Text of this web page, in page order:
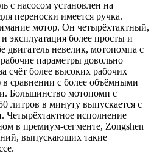
с насосом установлен на
переноски имеется ручка.
мотор. Он четырёхтактный,
эксплуатация более просты и
двигатель невелик, мотопомпа с
параметры довольно
счёт более высоких рабочих
сравнении с более объёмными
Большинство мотопомп с
литров в минуту выпускается с
Четырёхтактное исполнение
в премиум-сегменте, Zongshen
выпускающих такие